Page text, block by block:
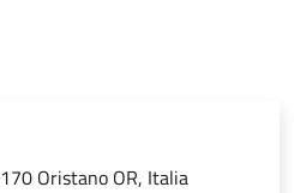
Oristano OR, Italia